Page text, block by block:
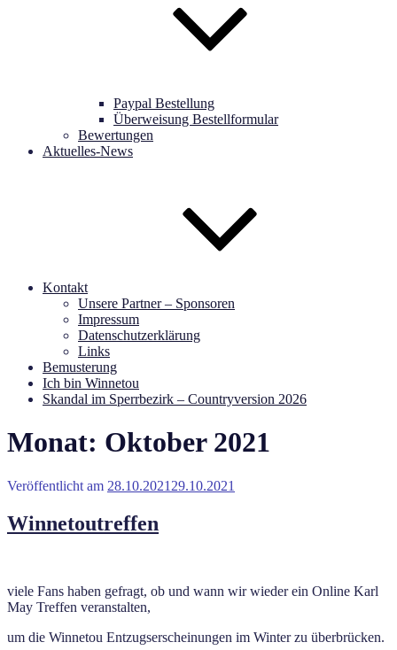
Paypal Bestellung
Überweisung Bestellformular
Bewertungen
Aktuelles-News
Kontakt
Unsere Partner – Sponsoren
Impressum
Datenschutzerklärung
Links
Bemusterung
Ich bin Winnetou
Skandal im Sperrbezirk – Countryversion 2026
Monat: Oktober 2021
Veröffentlicht am 28.10.2021 29.10.2021
Winnetoutreffen
viele Fans haben gefragt, ob und wann wir wieder ein Online Karl
May Treffen veranstalten,
um die Winnetou Entzugserscheinungen im Winter zu überbrücken.